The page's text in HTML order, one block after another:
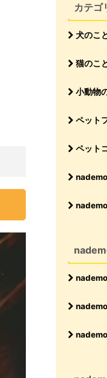
カテゴ
犬のこ
猫のこ
小動物
ペット
ペット